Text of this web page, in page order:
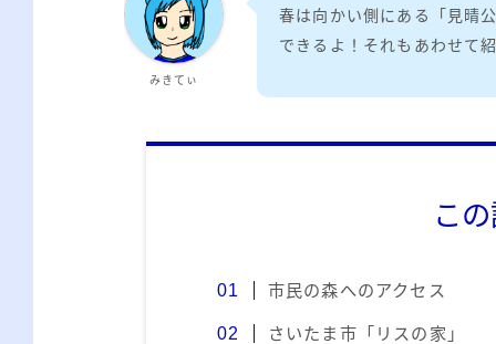
みきてぃ
春は向かい側にある「見晴
できるよ！それもあわせて
こ
市民の森へのアクセス
さいたま市「リスの家」